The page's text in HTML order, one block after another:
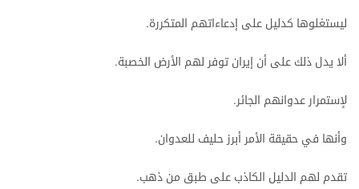
ليستغلوها كدليلعلى إدعاءاتهم المتكررة.
ألايدلذلكعلىأن إيرانتوفرلهم الأرض الخصبة.
لإستمرارعدوانهم الجائر.
وأنها فيحقيقة الأمرأبرزحليف للعدوان.
تقدم لهم الدليل الكاذبعلى طبق منذهب.